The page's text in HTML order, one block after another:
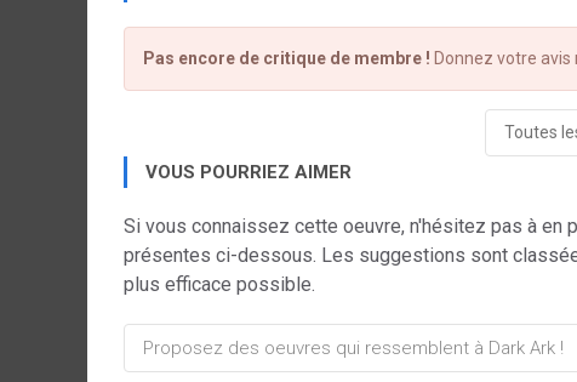
Pas encore de critique de membre ! Donnez votre
Toutes
VOUS POURRIEZ AIMER
Si vous connaissez cette oeuvre, n'hésitez pas à
présentes ci-dessous. Les suggestions sont
plus efficace possible.